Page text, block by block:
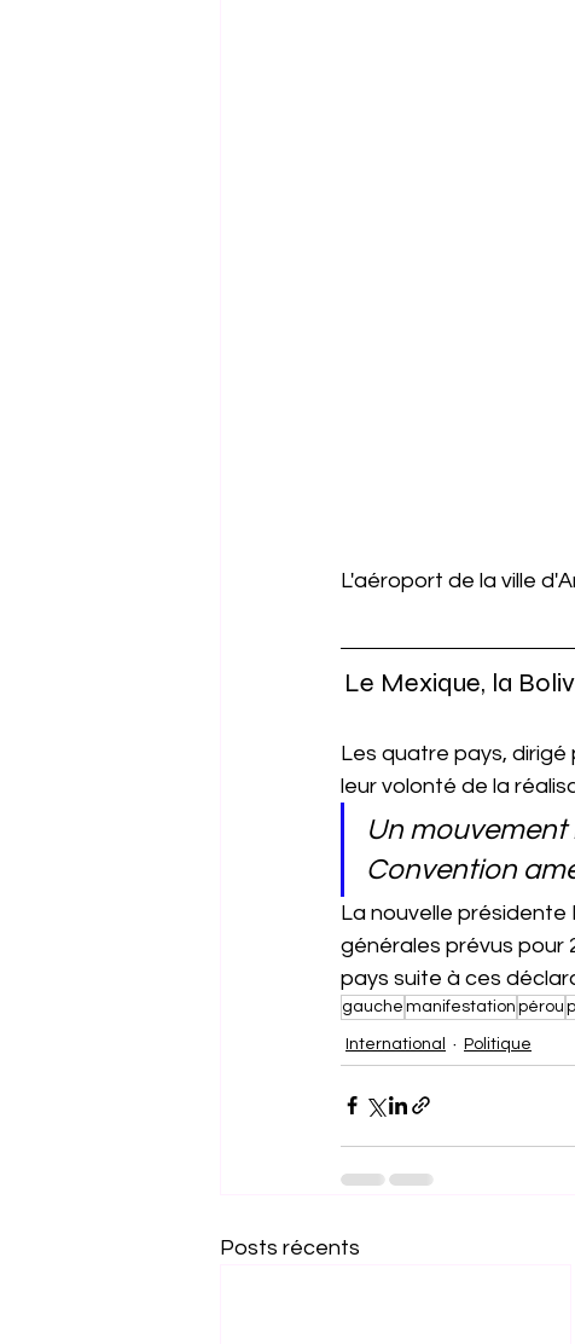
L'aéroport de la ville
Le Mexique, la
Les quatre pays,
leur volonté de la
Un
Convention
La nouvelle
générales prévus pour
pays suite à ces
gauche manifestation pérou
International Politique
Posts récents